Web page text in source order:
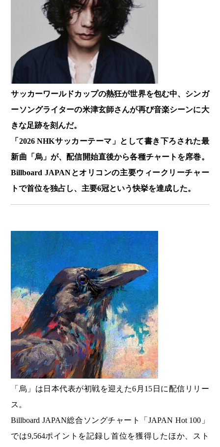
サッカーワールドカップの熱狂が世界を包む中、シンガ
ーソングライターの米津玄師さんが再び音楽シーンに大
きな足跡を刻んだ。
「2026 NHKサッカーテーマ」として書き下ろされた最
新曲「烏」が、配信開始直後から各種チャートを席巻。
Billboard JAPANとオリコンの主要ウィークリーチャー
トで首位を独占し、主要6冠という快挙を達成した。
「烏」は日本代表が初戦を迎えた6月15日に配信リリー
ス。
Billboard JAPAN総合ソングチャート「JAPAN Hot 100」
では9,564ポイントを記録し首位を獲得したほか、スト